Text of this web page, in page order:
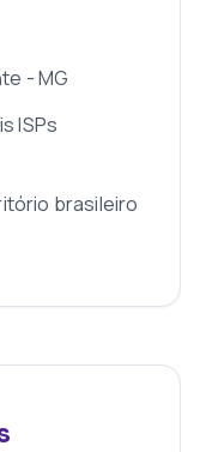
- MG
ISPs
brasileiro